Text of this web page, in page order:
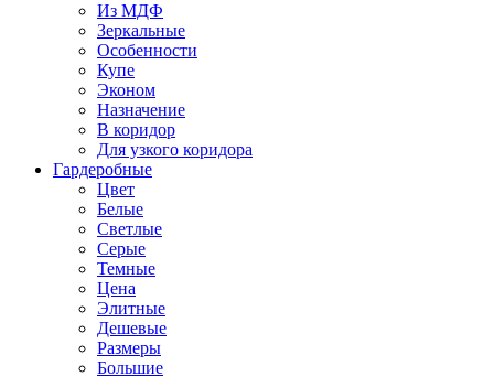
Из МДФ
Зеркальные
Особенности
Купе
Эконом
Назначение
В коридор
Для узкого коридора
Гардеробные
Цвет
Белые
Светлые
Серые
Темные
Цена
Элитные
Дешевые
Размеры
Большие